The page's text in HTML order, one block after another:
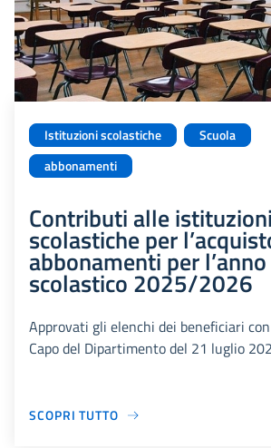
Istituzioni scolastiche
Scuola
abbonamenti
Contributi alle istituzioni
scolastiche per
abbonamenti per l’anno
scolastico 2025/2026
Approvati gli elenchi dei beneficiari
Capo del Dipartimento del 21 luglio
SCOPRI TUTTO